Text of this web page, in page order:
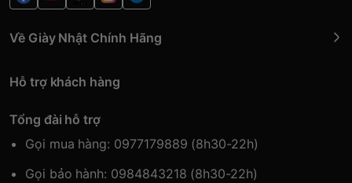
Về Giày Nhật Chính Hãng
Hỗ trợ khách hàng
Tổng đài hỗ trợ
Gọi mua hàng: 0977179889 (8h30-22h)
Gọi bảo hành: 0984843218 (8h30-22h)